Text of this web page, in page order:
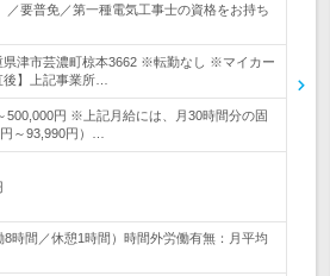
／要普免／第一種電気工事士の資格をお持ち
県津市芸濃町椋本3662 ※転勤なし ※マイカー
】上記事業所…
500,000円 ※上記月給には、月30時間分の固
～93,990円）…
8時間／休憩1時間）時間外労働有無：月平均